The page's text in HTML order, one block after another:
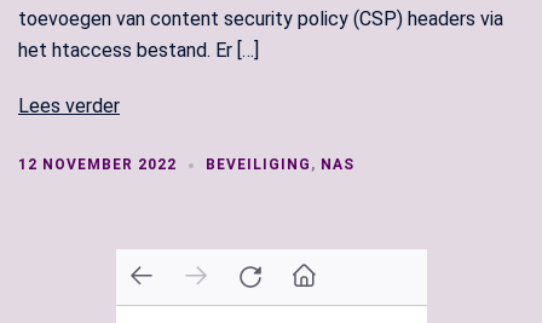
toevoegen van content security policy (CSP) headers via
het htaccess bestand. Er […]
Lees verder
12 NOVEMBER 2022 BEVEILIGING , NAS